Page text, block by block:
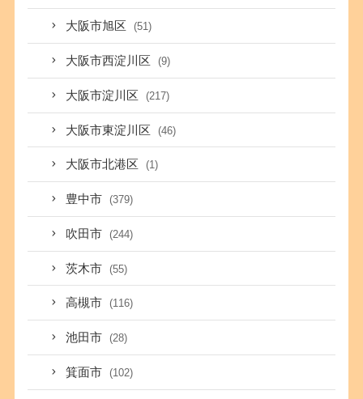
大阪市旭区 (51)
大阪市西淀川区 (9)
大阪市淀川区 (217)
大阪市東淀川区 (46)
大阪市北港区 (1)
豊中市 (379)
吹田市 (244)
茨木市 (55)
高槻市 (116)
池田市 (28)
箕面市 (102)